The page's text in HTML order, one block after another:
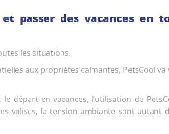
passer des vacances en
les situations.
aux propriétés calmantes, PetsCool
départ en vacances, l’utilisation de
valises, la tension ambiante sont autant